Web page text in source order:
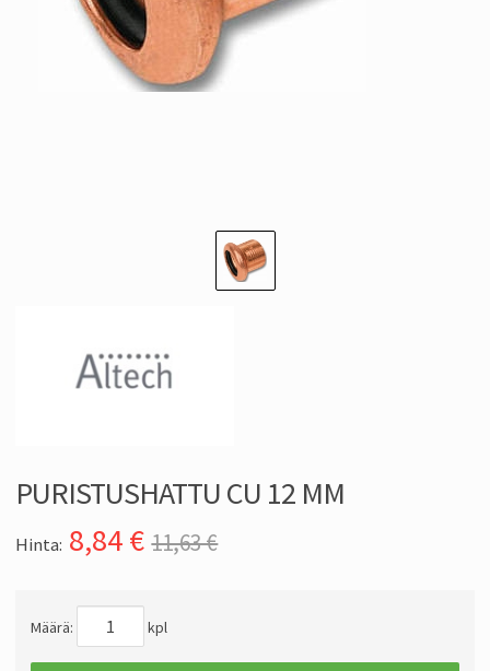
PURISTUSHATTU CU 12 MM
Hinta: 8,84€ 11,63 €
Määrä: kpl